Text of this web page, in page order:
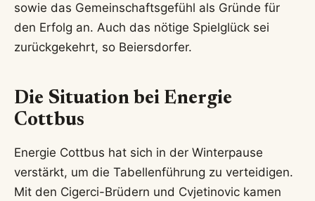
sowie das Gemeinschaftsgefühl als Gründe für
den Erfolg an. Auch das nötige Spielglück sei
zurückgekehrt, so Beiersdorfer.
Die Situation bei Energie
Cottbus
Energie Cottbus hat sich in der Winterpause
verstärkt, um die Tabellenführung zu verteidigen.
Mit den Cigerci-Brüdern und Cvjetinovic kamen